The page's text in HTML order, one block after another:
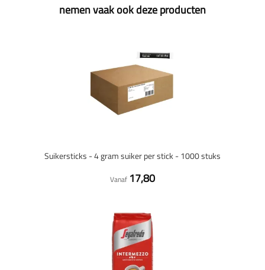
nemen vaak ook deze producten
Suikersticks - 4 gram suiker per stick - 1000 stuks
Vanaf 17,80